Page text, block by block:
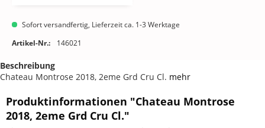
Sofort versandfertig, Lieferzeit ca. 1-3 Werktage
Artikel-Nr.:
146021
Beschreibung
Chateau Montrose 2018, 2eme Grd Cru Cl. mehr
Produktinformationen "Chateau Montrose
2018, 2eme Grd Cru Cl."